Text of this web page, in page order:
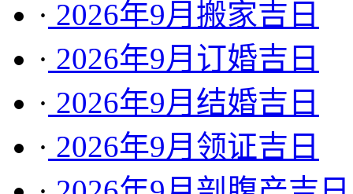
· 2026年9月搬家吉日
· 2026年9月订婚吉日
· 2026年9月结婚吉日
· 2026年9月领证吉日